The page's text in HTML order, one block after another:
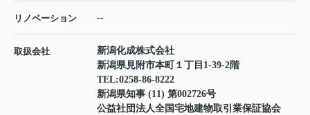
リノベーション --
取扱会社
新潟化成株式会社
新潟県見附市本町１丁目1-39-2階
TEL:0258-86-8222
新潟県知事 (11) 第002726号
公益社団法人全国宅地建物取引業保証協会